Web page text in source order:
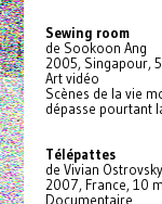
Sewing room
de Sookoon Ang
2005, Singapour,
Art vidéo
Scènes de la vie
dépasse pourtant
Télépattes
de Vivian Ostrovsky
2007, France, 10
Documentaire